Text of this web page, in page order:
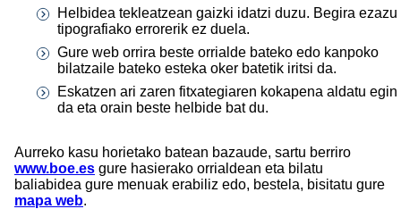
Helbidea tekleatzean gaizki idatzi duzu. Begira ezazu
tipografiako errorerik ez duela.
Gure web orrira beste orrialde bateko edo kanpoko
bilatzaile bateko esteka oker batetik iritsi da.
Eskatzen ari zaren fitxategiaren kokapena aldatu egin
da eta orain beste helbide bat du.
Aurreko kasu horietako batean bazaude, sartu berriro
www.boe.es gure hasierako orrialdean eta bilatu
baliabidea gure menuak erabiliz edo, bestela, bisitatu gure
mapa web.